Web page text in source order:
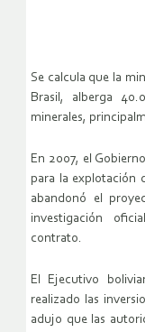
Se calcula que la
Brasil, alberga
minerales,
En 2007, el
para la explotación
abandonó el
investigación
contrato.
El Ejecutivo
realizado las
adujo que las